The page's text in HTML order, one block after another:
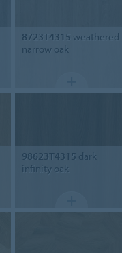
8723T4315 weathered
narrow oak
98623T4315 dark
infinity oak